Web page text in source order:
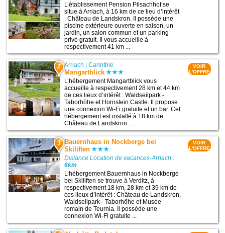
L’établissement Pension Pilsachhof se
situe à Arriach, à 16 km de ce lieu d’intérêt
: Château de Landskron. Il possède une
piscine extérieure ouverte en saison, un
jardin, un salon commun et un parking
privé gratuit. Il vous accueille à
respectivement 41 km ...
2 Arriach |Carinthie
Mangartblick
L’hébergement Mangartblick vous
accueille à respectivement 28 km et 44 km
de ces lieux d’intérêt : Waldseilpark -
Taborhöhe et Hornstein Castle. Il propose
une connexion Wi-Fi gratuite et un bar. Cet
hébergement est installé à 18 km de :
Château de Landskron ...
VOIR
L'OFFRE
3 Bauernhaus in Nockberge bei
Skiliften
Distance Location de vacances-Arriach :
6km
L’hébergement Bauernhaus in Nockberge
bei Skiliften se trouve à Verditz, à
respectivement 18 km, 28 km et 39 km de
ces lieux d’intérêt : Château de Landskron,
Waldseilpark - Taborhöhe et Musée
romain de Teurnia. Il possède une
connexion Wi-Fi gratuite ...
VOIR
L'OFFRE